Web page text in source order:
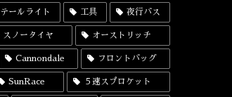
テールライト 工具 夜行バス
スノータイヤ オーストリッチ
Cannondale フロントバッグ
SunRace ５速スプロケット